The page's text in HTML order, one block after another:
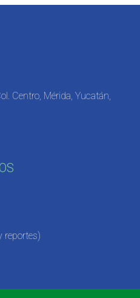
Centro, Mérida, Yucatán,
reportes)